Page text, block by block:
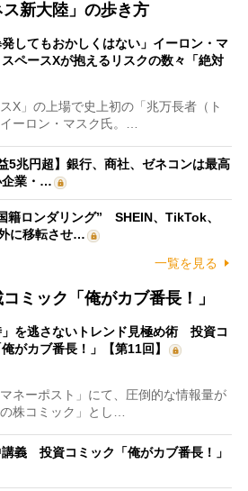
新大陸」の歩き方
発してもおかしくはない」イーロン・マ
ペースXが抱えるリスクの数々「絶対
X」の上場で史上初の「兆万長者（ト
ーロン・マスク氏。…
5兆円超】銀行、商社、ゼネコンは最高
企業・…
籍ロンダリング” SHEIN、TikTok、
に移転させ…
一覧を見る
ミック「俺がカブ番長！」
」を逃さないトレンド見極め術 投資コ
がカブ番長！」【第11回】
ネーポスト」にて、圧倒的な情報量が
株コミック」とし…
義 投資コミック「俺がカブ番長！」